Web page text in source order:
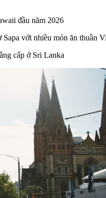
đầu năm 2026
với nhiều món ăn thuần
cấp ở Sri Lanka